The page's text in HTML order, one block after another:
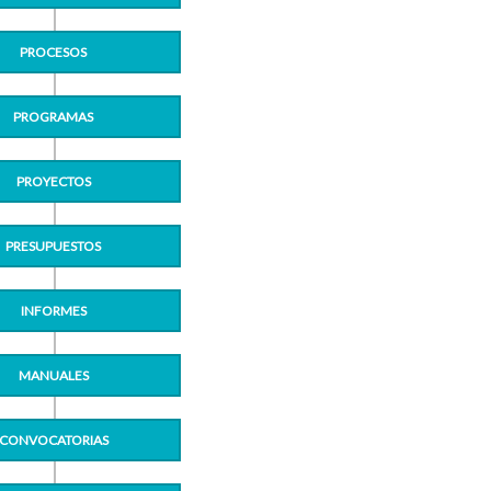
PROCESOS
PROGRAMAS
PROYECTOS
PRESUPUESTOS
INFORMES
MANUALES
CONVOCATORIAS